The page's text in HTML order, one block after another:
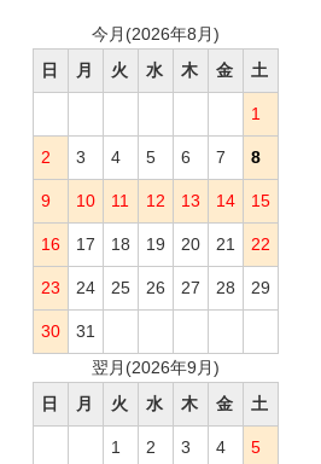
今月(2026年8月)
日
月 火 水 木 金 土
1
2 3 4 5 6 7 8
9 10 11 12 13 14 15
16 17 18 19 20 21 22
23 24 25 26 27 28 29
30
31
翌月(2026年9月)
日
月 火 水 木 金 土
1 2 3 4 5